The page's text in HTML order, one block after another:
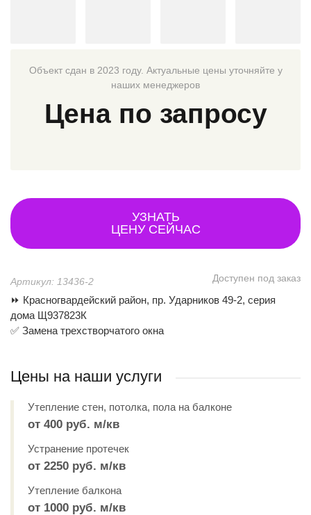
Артикул: 13436-2 Доступен под заказ
⏩ Красногвардейский район, пр. Ударников 49-2, серия
дома Щ937823К
✅ Замена трехстворчатого окна
Объект сдан в 2023 году. Актуальные цены уточняйте у
наших менеджеров
Цена по запросу
УЗНАТЬ
ЦЕНУ СЕЙЧАС
Цены на наши услуги
Утепление стен, потолка, пола на балконе
от 400 руб. м/кв
Устранение протечек
от 2250 руб. м/кв
Утепление балкона
от 1000 руб. м/кв